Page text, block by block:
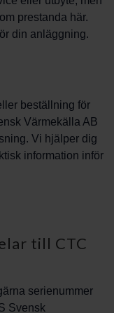
prestanda här.
din anläggning.
beställning för
Värmekälla AB
Vi hjälper dig
information inför
till CTC
serienummer
Svensk